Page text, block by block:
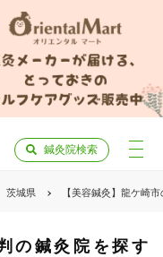
鍼灸院検索
茨城県 【美容鍼灸】龍ケ崎
の鍼灸院を探す